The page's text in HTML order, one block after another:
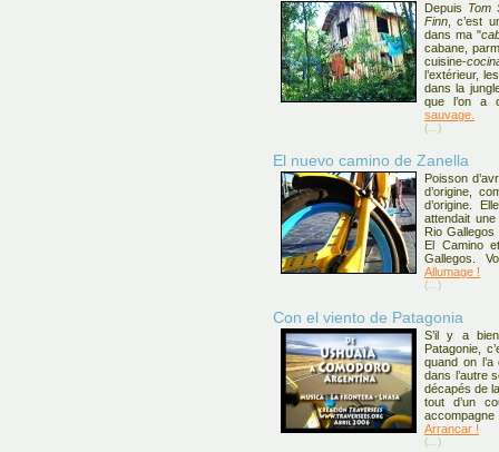
Depuis Tom
Finn , c’est
dans ma "
cabane,
cuisine-
l’extérieur,
dans la
que l’on a
sauvage.
(...)
El nuevo camino de Zanella
Poisson
d’origine,
d’origine.
attendait
Rio
El Camino
Gallegos.
Allumage !
(...)
Con el viento de Patagonia
S’il y a
Patagonie,
quand on
dans l’autre
décapés de
tout d’un
Arrancar !
(...)